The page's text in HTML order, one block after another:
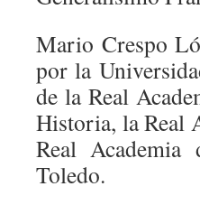
Mario Crespo
por la
de la Real
Historia, la Real
Real
Toledo.